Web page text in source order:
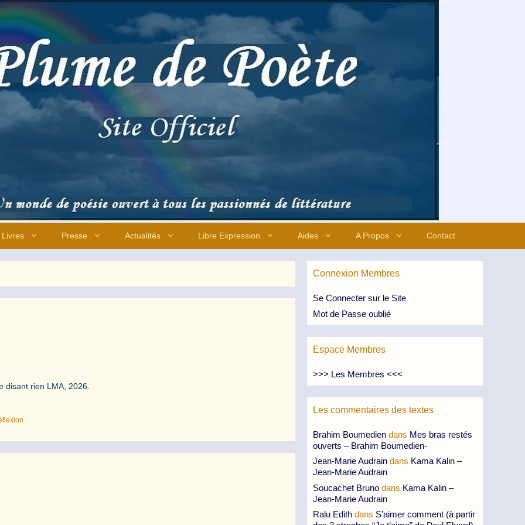
Livres Presse Actualités Libre Expression Aides A Propos Contact
rien LMA, 2026.
Connexion Membres
Se Connecter sur le Site
Mot de Passe oublié
Espace Membres
>>> Les Membres <<<
Les commentaires des textes
Brahim Boumedien dans Mes bras restés
ouverts – Brahim Boumedien-
Jean-Marie Audrain dans Kama Kalin –
Jean-Marie Audrain
Soucachet Bruno dans Kama Kalin –
Jean-Marie Audrain
Ralu Edith dans S’aimer comment (à partir